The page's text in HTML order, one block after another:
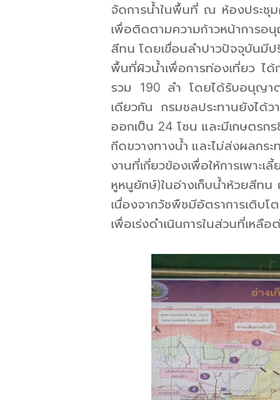
จัดการน้ำในพื้นที่ ณ ห้องประชุม
เพื่อติดตามความก้าวหน้าการอ
สีทน โดยเขื่อนลำปาวปัจจุบันมี
พื้นที่ผิวน้ำเพื่อการท่องเที่ยว ไ
รวม 190 ลำ โดยได้รับอนุญา
เดียวกัน กรมชลประทานยังได้ว
ออกเป็น 24 โซน และมีเกษตรก
กีดขวางทางน้ำ และไม่ส่งผลก
งานที่เกี่ยวข้องเพื่อให้การเพา
หูหนูยักษ์)ในอ่างเก็บน้ำห้วยสีท
เนื่องจากวัชพืชมีอัตราการเติบ
เพื่อเร่งดำเนินการในส่วนที่เหลือ